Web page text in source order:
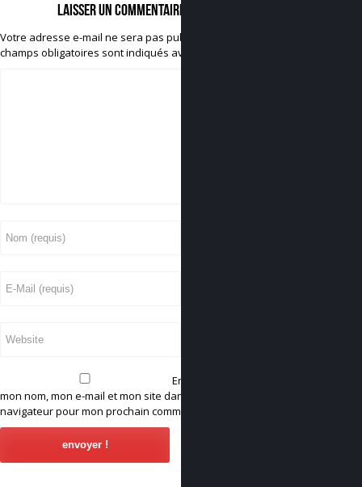
Laisser un commentaire
Votre adresse e-mail ne sera pas publiée.
champs obligatoires sont indiqués avec
Enregistrer
mon nom, mon e-mail et mon site dans le
navigateur pour mon prochain commentaire.